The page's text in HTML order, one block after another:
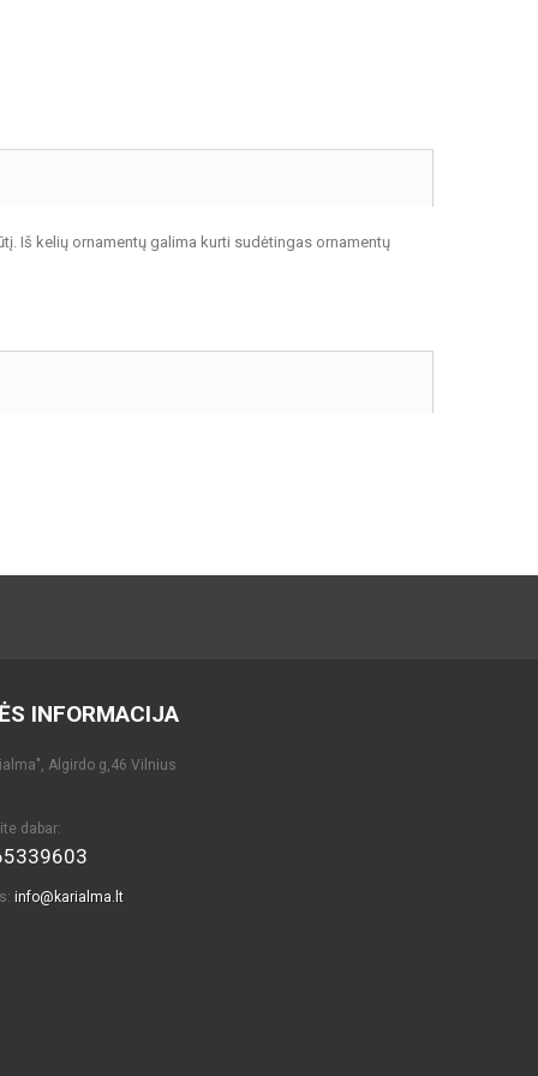
Iš kelių ornamentų galima kurti sudėtingas ornamentų
INFORMACIJA
Algirdo g,46 Vilnius
dabar:
info@karialma.lt